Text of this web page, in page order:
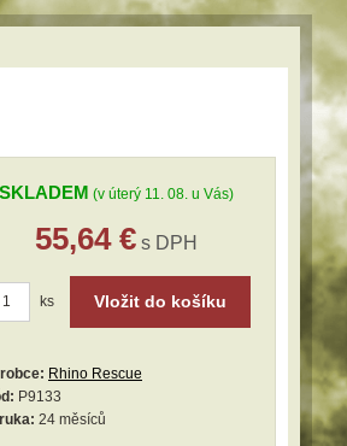
SKLADEM (v úterý 11. 08. u Vás)
55,64 € s DPH
ks Vložit do košíku
Rhino Rescue
P9133
24 měsíců